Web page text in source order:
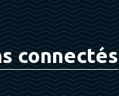
connectés